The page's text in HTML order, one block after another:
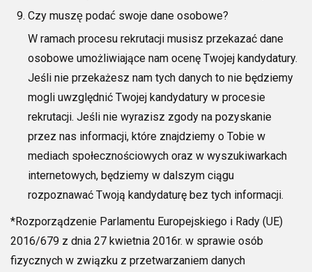
Czy muszę podać swoje dane osobowe?
W ramach procesu rekrutacji musisz przekazać dane
osobowe umożliwiające nam ocenę Twojej kandydatury.
Jeśli nie przekażesz nam tych danych to nie będziemy
mogli uwzględnić Twojej kandydatury w procesie
rekrutacji. Jeśli nie wyrazisz zgody na pozyskanie
przez nas informacji, które znajdziemy o Tobie w
mediach społecznościowych oraz w wyszukiwarkach
internetowych, będziemy w dalszym ciągu
rozpoznawać Twoją kandydaturę bez tych informacji.
*Rozporządzenie Parlamentu Europejskiego i Rady (UE)
2016/679 z dnia 27 kwietnia 2016r. w sprawie osób
fizycznych w związku z przetwarzaniem danych